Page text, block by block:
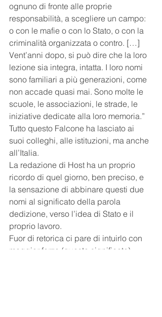
ognuno di fronte alle proprie
responsabilità, a scegliere un campo:
o con le mafie o con lo Stato, o con la
criminalità organizzata o contro. […]
Vent’anni dopo, si può dire che la loro
lezione sia integra, intatta. I loro nomi
sono familiari a più generazioni, come
non accade quasi mai. Sono molte le
scuole, le associazioni, le strade, le
iniziative dedicate alla loro memoria.”
Tutto questo Falcone ha lasciato ai
suoi colleghi, alle istituzioni, ma anche
all’Italia.
La redazione di Host ha un proprio
ricordo di quel giorno, ben preciso, e
la sensazione di abbinare questi due
nomi al significato della parola
dedizione, verso l’idea di Stato e il
proprio lavoro.
Fuor di retorica ci pare di intuirlo con
maggior forza (questo significato),